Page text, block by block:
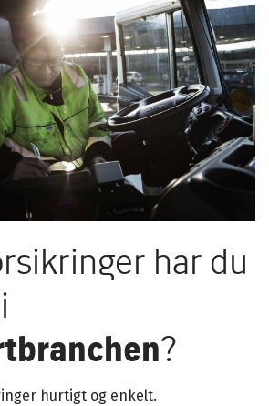
har du
?
hurtigt og enkelt.